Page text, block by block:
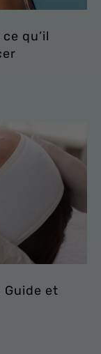
qu’il
et